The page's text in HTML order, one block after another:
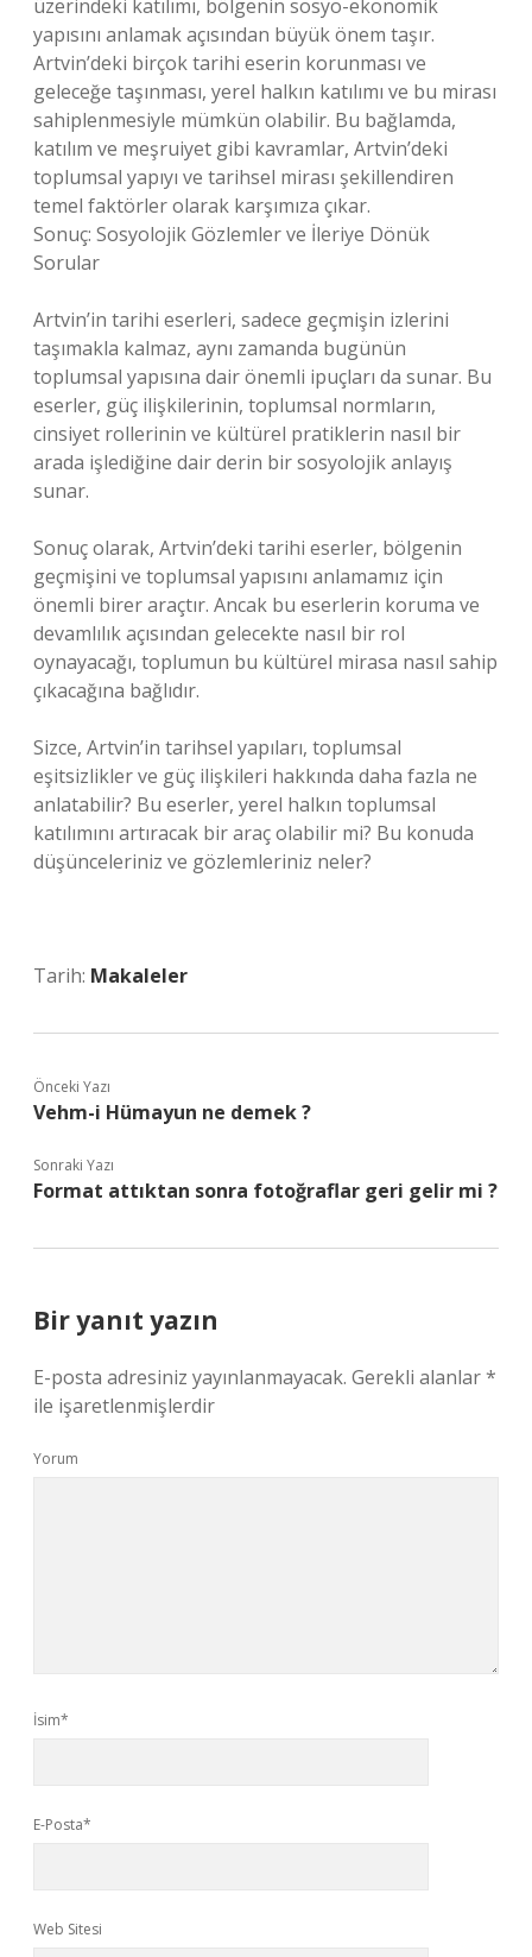
üzerindeki katılımı, bölgenin sosyo-ekonomik
yapısını anlamak açısından büyük önem taşır.
Artvin’deki birçok tarihi eserin korunması ve
geleceğe taşınması, yerel halkın katılımı ve bu mirası
sahiplenmesiyle mümkün olabilir. Bu bağlamda,
katılım ve meşruiyet gibi kavramlar, Artvin’deki
toplumsal yapıyı ve tarihsel mirası şekillendiren
temel faktörler olarak karşımıza çıkar.
Sonuç: Sosyolojik Gözlemler ve İleriye Dönük
Sorular
Artvin’in tarihi eserleri, sadece geçmişin izlerini
taşımakla kalmaz, aynı zamanda bugünün
toplumsal yapısına dair önemli ipuçları da sunar. Bu
eserler, güç ilişkilerinin, toplumsal normların,
cinsiyet rollerinin ve kültürel pratiklerin nasıl bir
arada işlediğine dair derin bir sosyolojik anlayış
sunar.
Sonuç olarak, Artvin’deki tarihi eserler, bölgenin
geçmişini ve toplumsal yapısını anlamamız için
önemli birer araçtır. Ancak bu eserlerin koruma ve
devamlılık açısından gelecekte nasıl bir rol
oynayacağı, toplumun bu kültürel mirasa nasıl sahip
çıkacağına bağlıdır.
Sizce, Artvin’in tarihsel yapıları, toplumsal
eşitsizlikler ve güç ilişkileri hakkında daha fazla ne
anlatabilir? Bu eserler, yerel halkın toplumsal
katılımını artıracak bir araç olabilir mi? Bu konuda
düşünceleriniz ve gözlemleriniz neler?
Tarih: Makaleler
Önceki Yazı
Vehm-i Hümayun ne demek ?
Sonraki Yazı
Format attıktan sonra fotoğraflar geri gelir mi ?
Bir yanıt yazın
E-posta adresiniz yayınlanmayacak. Gerekli alanlar*
ile işaretlenmişlerdir
Yorum
İsim*
E-Posta*
Web Sitesi